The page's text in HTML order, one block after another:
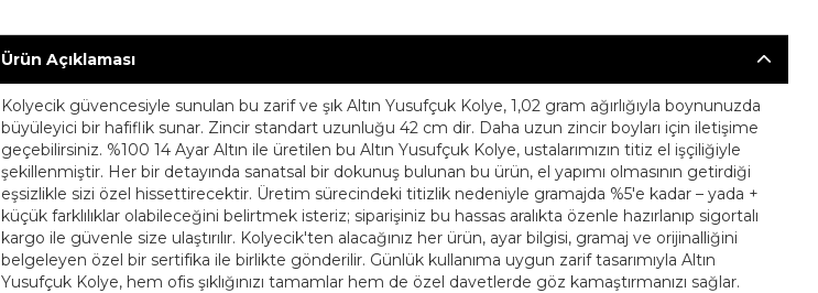
Ürün Açıklaması
Kolyecik güvencesiyle sunulan bu zarif ve şık Altın Yusufçuk Kolye, 1,02 gram ağırlığıyla boynunuzda
büyüleyici bir hafiflik sunar. Zincir standart uzunluğu 42 cm dir. Daha uzun zincir boyları için iletişime
geçebilirsiniz. %100 14 Ayar Altın ile üretilen bu Altın Yusufçuk Kolye, ustalarımızın titiz el işçiliğiyle
şekillenmiştir. Her bir detayında sanatsal bir dokunuş bulunan bu ürün, el yapımı olmasının getirdiği
eşsizlikle sizi özel hissettirecektir. Üretim sürecindeki titizlik nedeniyle gramajda %5'e kadar – yada +
küçük farklılıklar olabileceğini belirtmek isteriz; siparişiniz bu hassas aralıkta özenle hazırlanıp sigortalı
kargo ile güvenle size ulaştırılır. Kolyecik'ten alacağınız her ürün, ayar bilgisi, gramaj ve orijinalliğini
belgeleyen özel bir sertifika ile birlikte gönderilir. Günlük kullanıma uygun zarif tasarımıyla Altın
Yusufçuk Kolye, hem ofis şıklığınızı tamamlar hem de özel davetlerde göz kamaştırmanızı sağlar.